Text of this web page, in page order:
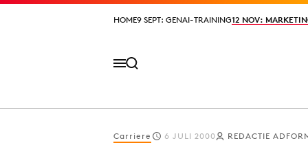
HOME9 SEPT: GENAI-TRAINING12 NOV:
HOME9 SEPT: GENAI-TRAINING12 NOV:
Carriere 6 JULI 2000 REDACTIE